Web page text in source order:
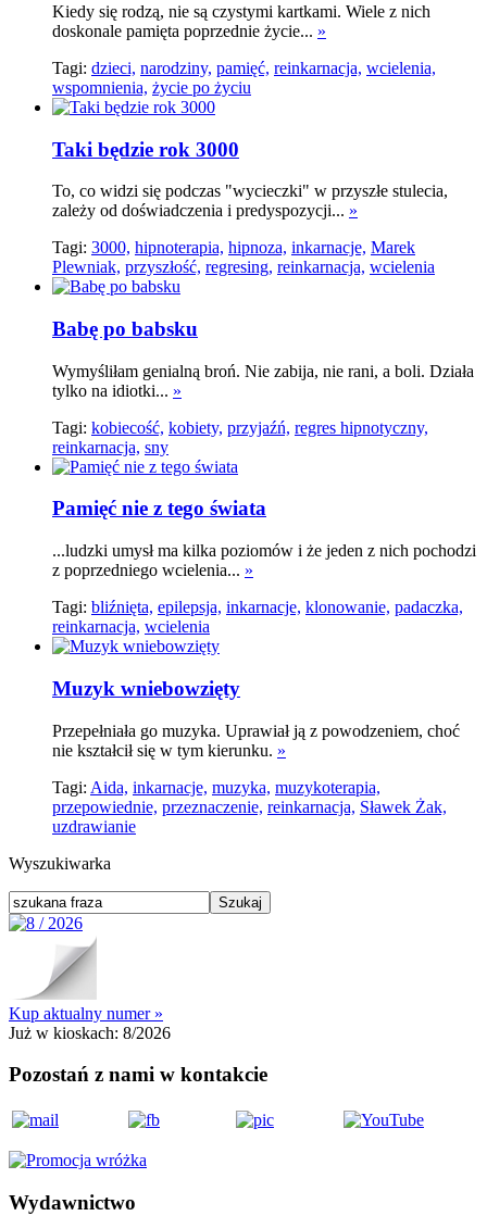
Kiedy się rodzą, nie są czystymi kartkami. Wiele z nich
doskonale pamięta poprzednie życie... »
Tagi: dzieci, narodziny, pamięć, reinkarnacja, wcielenia,
wspomnienia, życie po życiu
Taki będzie rok 3000
To, co widzi się podczas "wycieczki" w przyszłe stulecia,
zależy od doświadczenia i predyspozycji... »
Tagi: 3000, hipnoterapia, hipnoza, inkarnacje, Marek
Plewniak, przyszłość, regresing, reinkarnacja, wcielenia
Babę po babsku
Wymyśliłam genialną broń. Nie zabija, nie rani, a boli. Działa
tylko na idiotki... »
Tagi: kobiecość, kobiety, przyjaźń, regres hipnotyczny,
reinkarnacja, sny
Pamięć nie z tego świata
...ludzki umysł ma kilka poziomów i że jeden z nich pochodzi
z poprzedniego wcielenia... »
Tagi: bliźnięta, epilepsja, inkarnacje, klonowanie, padaczka,
reinkarnacja, wcielenia
Muzyk wniebowzięty
Przepełniała go muzyka. Uprawiał ją z powodzeniem, choć
nie kształcił się w tym kierunku. »
Tagi: Aida, inkarnacje, muzyka, muzykoterapia,
przepowiednie, przeznaczenie, reinkarnacja, Sławek Żak,
uzdrawianie
Wyszukiwarka
Kup aktualny numer »
Już w kioskach: 8/2026
Pozostań z nami w kontakcie
Wydawnictwo